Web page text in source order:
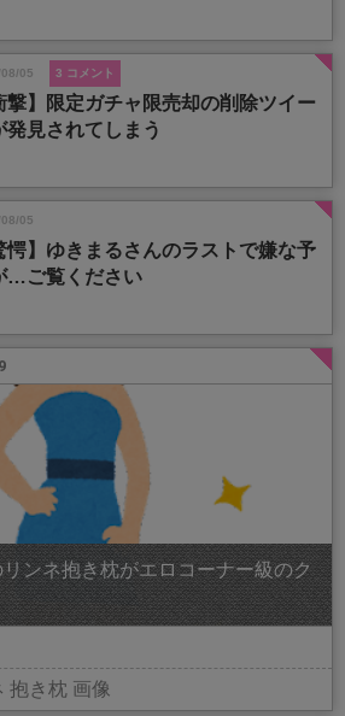
05 3 コメント
撃】限定ガチャ限売却の削除ツイー
発見されてしまう
05
愕】ゆきまるさんのラストで嫌な予
…ご覧ください
ンネ抱き枕がエロコーナー級のク
抱き枕 画像